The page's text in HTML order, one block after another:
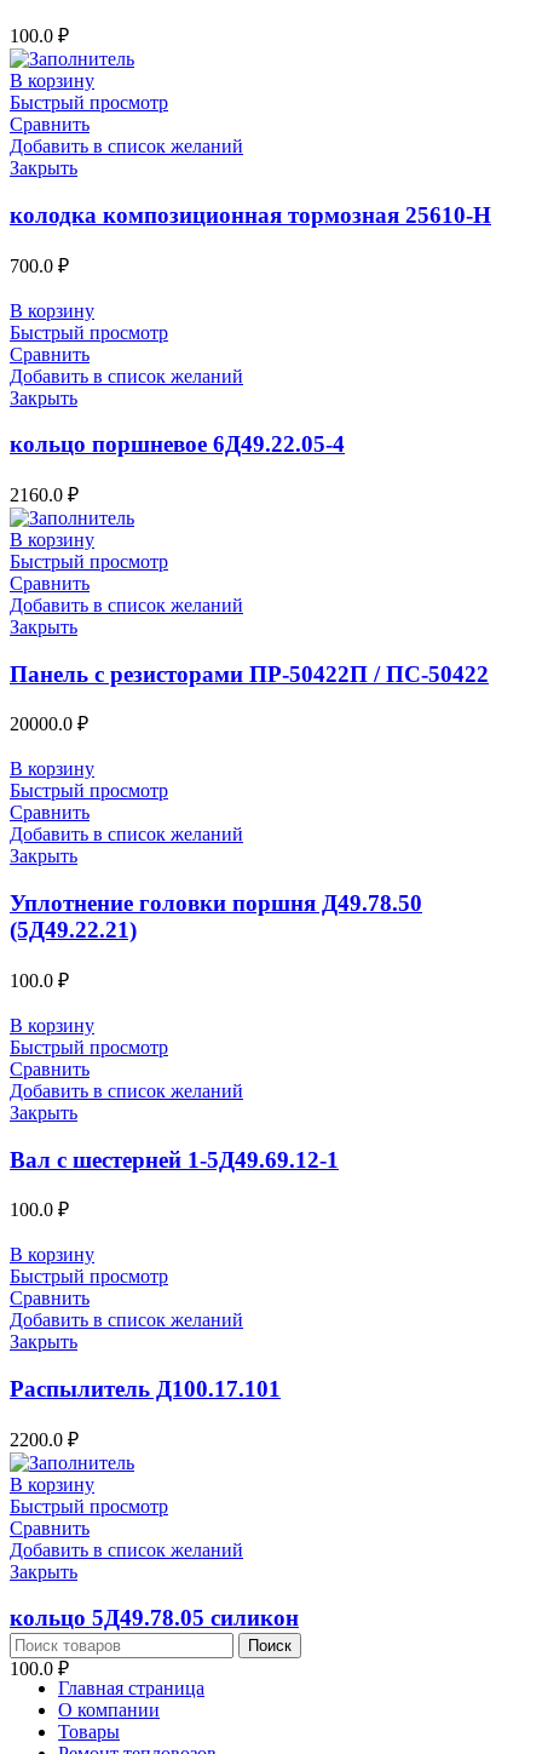
100.0 ₽
В корзину
Быстрый просмотр
Сравнить
Добавить в список желаний
Закрыть
колодка композиционная тормозная 25610-Н
700.0 ₽
В корзину
Быстрый просмотр
Сравнить
Добавить в список желаний
Закрыть
кольцо поршневое 6Д49.22.05-4
2160.0 ₽
В корзину
Быстрый просмотр
Сравнить
Добавить в список желаний
Закрыть
Панель с резисторами ПР-50422П / ПС-50422
20000.0 ₽
В корзину
Быстрый просмотр
Сравнить
Добавить в список желаний
Закрыть
Уплотнение головки поршня Д49.78.50
(5Д49.22.21)
100.0 ₽
В корзину
Быстрый просмотр
Сравнить
Добавить в список желаний
Закрыть
Вал с шестерней 1-5Д49.69.12-1
100.0 ₽
В корзину
Быстрый просмотр
Сравнить
Добавить в список желаний
Закрыть
Распылитель Д100.17.101
2200.0 ₽
В корзину
Быстрый просмотр
Сравнить
Добавить в список желаний
Закрыть
кольцо 5Д49.78.05 силикон
100.0 ₽
Поиск
Главная страница
О компании
Товары